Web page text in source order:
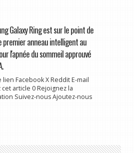
Galaxy Ring est sur le point de
premier anneau intelligent au
l'apnée du sommeil approuvé
lien Facebook X Reddit E-mail
cet article 0 Rejoignez la
Suivez-nous Ajoutez-nous